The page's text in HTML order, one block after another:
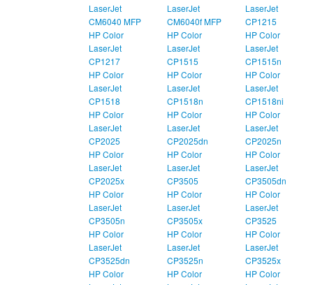
LaserJet
CM6040 MFP
LaserJet
CM6040f MFP
LaserJet
CP1215
HP Color
LaserJet
CP1217
HP Color
LaserJet
CP1515
HP Color
LaserJet
CP1515n
HP Color
LaserJet
CP1518
HP Color
LaserJet
CP1518n
HP Color
LaserJet
CP1518ni
HP Color
LaserJet
CP2025
HP Color
LaserJet
CP2025dn
HP Color
LaserJet
CP2025n
HP Color
LaserJet
CP2025x
HP Color
LaserJet
CP3505
HP Color
LaserJet
CP3505dn
HP Color
LaserJet
CP3505n
HP Color
LaserJet
CP3505x
HP Color
LaserJet
CP3525
HP Color
LaserJet
CP3525dn
HP Color
LaserJet
CP3525n
HP Color
LaserJet
CP3525x
HP Color
HP Color
HP Color